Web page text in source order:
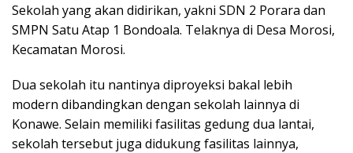
Sekolah yang akan didirikan, yakni SDN 2 Porara dan
SMPN Satu Atap 1 Bondoala. Telaknya di Desa Morosi,
Kecamatan Morosi.
Dua sekolah itu nantinya diproyeksi bakal lebih
modern dibandingkan dengan sekolah lainnya di
Konawe. Selain memiliki fasilitas gedung dua lantai,
sekolah tersebut juga didukung fasilitas lainnya,